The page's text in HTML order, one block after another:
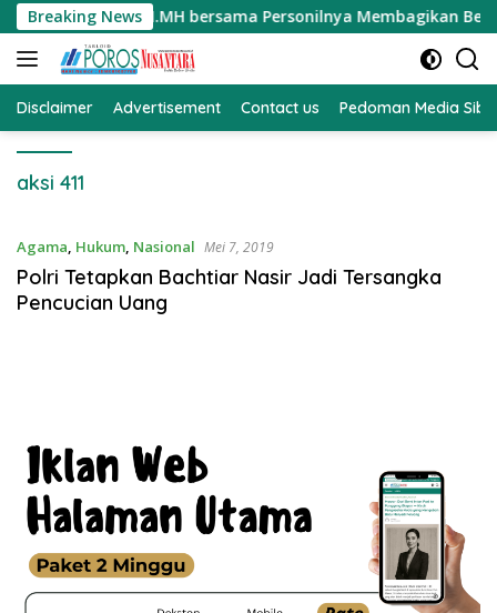
Langsung
ke
konten
Breaking News bersama Personilnya Membagikan
Disclaimer Advertisement Contact us Pedoman Media
aksi 411
Agama, Hukum, Nasional Mei 7, 2019
Polri Tetapkan Bachtiar Nasir Jadi Tersangka
Pencucian Uang